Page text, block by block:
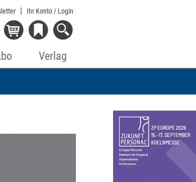
Ihr Konto / Login
Verlag